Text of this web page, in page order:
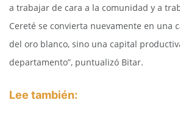
a trabajar de cara a la comunidad y a
Cereté se convierta nuevamente en una
del oro blanco, sino una capital
departamento”, puntualizó Bitar.
Lee también: